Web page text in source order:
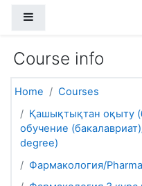
Course info
Home
Courses
Қашықтықтан оқыту
обучение
degree)
Фармакология/